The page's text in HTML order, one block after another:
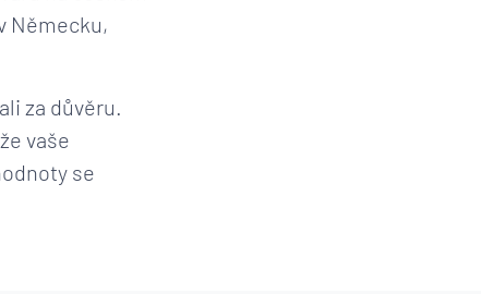
Německu,
za důvěru.
vaše
se